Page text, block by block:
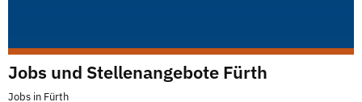
Jobs und Stellenangebote Fürth
Jobs in Fürth